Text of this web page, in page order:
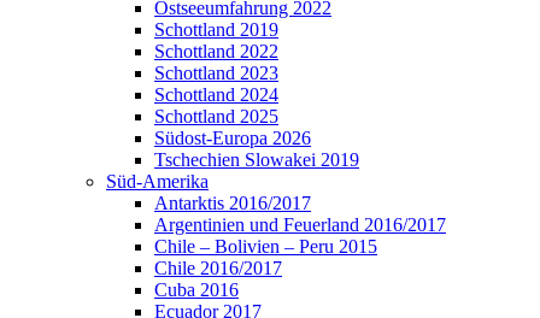
Ostseeumfahrung 2022
Schottland 2019
Schottland 2022
Schottland 2023
Schottland 2024
Schottland 2025
Südost-Europa 2026
Tschechien Slowakei 2019
Süd-Amerika
Antarktis 2016/2017
Argentinien und Feuerland 2016/2017
Chile – Bolivien – Peru 2015
Chile 2016/2017
Cuba 2016
Ecuador 2017